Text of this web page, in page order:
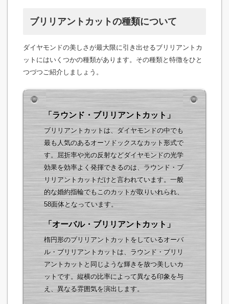
ブリリアントカットの種類について
ダイヤモンドの美しさが最大限に引き出せるブリリアントカ
ットにはいくつかの種類があります。その種類と特徴をひと
つづつご紹介しましょう。
「ラウンド・ブリリアントカット」
ブリリアントカットは、ダイヤモンドの中でも
最も人気のあるオーソドックスなカット形式で
す。屈折率や光の反射などダイヤモンドの光学
効果を効率よく発揮できるのは、ラウンド・ブ
リリアントカットだけと言われています。一般
的な婚約指輪でもこのカットが取りいれられ、
58面体となっています。
「オーバル・ブリリアントカット」
楕円形のブリリアントカットをしているオーバ
ル・ブリリアントカットは、ラウンド・ブリリ
アントカットと同じような輝きを放つ美しいカ
ットです。縦横の比率によって異なる印象を与
え、異なる雰囲気を演出します。